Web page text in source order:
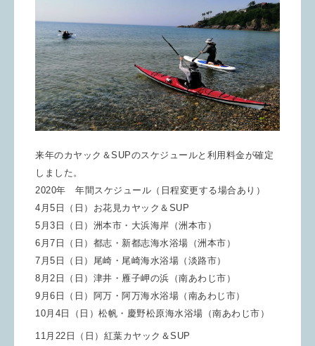
来年のカヤック＆SUPのスケジュールと利用料金が確定
しました。
2020年 年間スケジュール（日程変更する場合あり）
4月5日（日）お花見カヤック＆SUP
5月3日（日）洲本市・大浜海岸（洲本市）
6月7日（日）都志・新都志海水浴場（洲本市）
7月5日（日）尾崎・尾崎海水浴場（淡路市）
8月2日（日）津井・雁子岬の浜（南あわじ市）
9月6日（日）阿万・阿万海水浴場（南あわじ市）
10月 4 日（日）松帆・慶野松原海水浴場（南あわじ市）
11月 22 日（日）紅葉カヤック＆SUP